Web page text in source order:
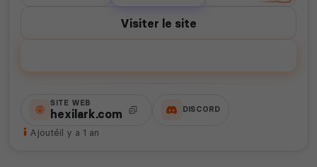
Visiter le site
SITE WEB
hexilark.com DISCORD
Ajoutéil y a 1 an